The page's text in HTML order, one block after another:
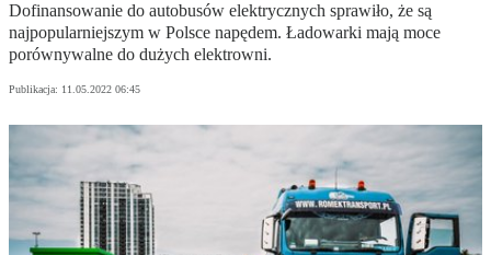
Dofinansowanie do autobusów elektrycznych sprawiło, że są
najpopularniejszym w Polsce napędem. Ładowarki mają moce
porównywalne do dużych elektrowni.
Publikacja: 11.05.2022 06:45